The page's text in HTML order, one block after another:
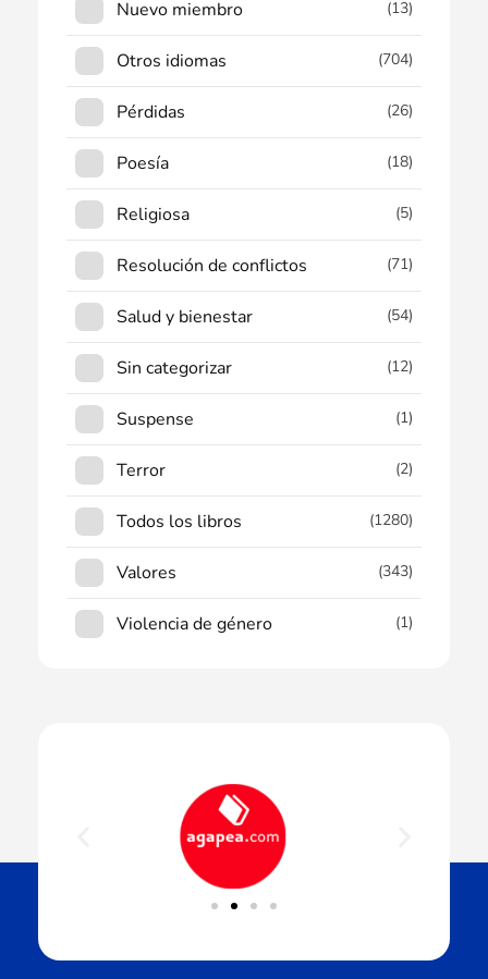
Nuevo miembro (13)
Otros idiomas (704)
Pérdidas (26)
Poesía (18)
Religiosa (5)
Resolución de conflictos (71)
Salud y bienestar (54)
Sin categorizar (12)
Suspense (1)
Terror (2)
Todos los libros (1280)
Valores (343)
Violencia de género (1)